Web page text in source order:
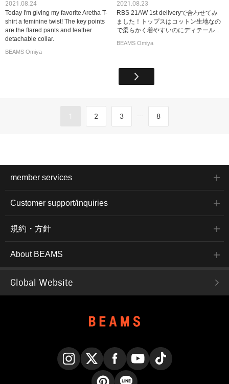
2021.08.24
Today I'm giving my favorite Aretha T-
shirt a feminine twist! The key points
are the flared pants and leather
detachable collar.
BEAMS Omiya
2021.08.23
RBS 21AW 1st deliveryで合わせてみ
ました！トップスはコットン生地なの
で柔らかく着やすいのにディテール...
BEAMS Omiya
1 2 3 ... 8
member services
Customer support/inquiries
規約・方針
About BEAMS
Global Website